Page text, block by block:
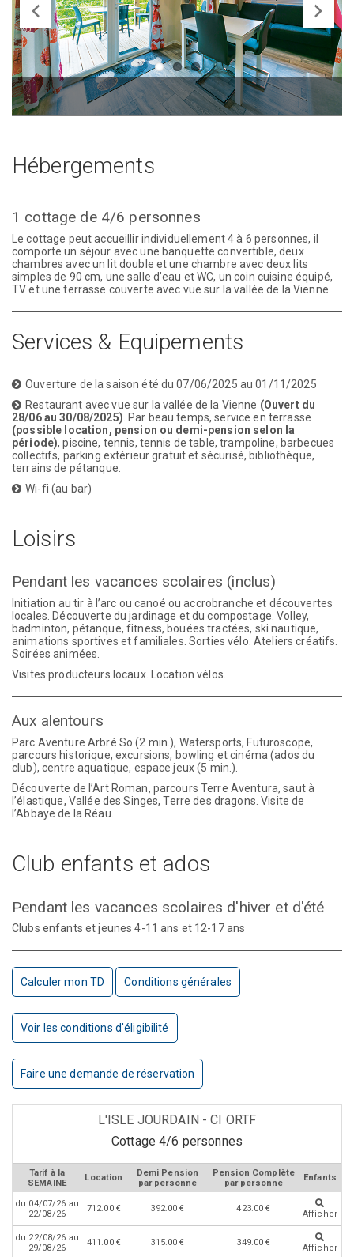
Previ
ous
Next
Hébergements
1 cottage de 4/6 personnes
Le cottage peut accueillir individuellement 4 à 6 personnes, il
comporte un séjour avec une banquette convertible, deux
chambres avec un lit double et une chambre avec deux lits
simples de 90 cm, une salle d’eau et WC, un coin cuisine équipé,
TV et une terrasse couverte avec vue sur la vallée de la Vienne.
Services & Equipements
Ouverture de la saison été du 07/06/2025 au 01/11/2025
Restaurant avec vue sur la vallée de la Vienne (Ouvert du
28/06 au 30/08/2025) . Par beau temps, service en terrasse
(possible location, pension ou demi-pension selon la
période), piscine, tennis, tennis de table, trampoline, barbecues
collectifs, parking extérieur gratuit et sécurisé, bibliothèque,
terrains de pétanque.
Wi-fi (au bar)
Loisirs
Pendant les vacances scolaires (inclus)
Initiation au tir à l’arc ou canoé ou accrobranche et découvertes
locales. Découverte du jardinage et du compostage. Volley,
badminton, pétanque, fitness, bouées tractées, ski nautique,
animations sportives et familiales. Sorties vélo. Ateliers créatifs.
Soirées animées.
Visites producteurs locaux. Location vélos.
Aux alentours
Parc Aventure Arbré So (2 min.), Watersports, Futuroscope,
parcours historique, excursions, bowling et cinéma (ados du
club), centre aquatique, espace jeux (5 min.).
Découverte de l’Art Roman, parcours Terre Aventura, saut à
l’élastique, Vallée des Singes, Terre des dragons. Visite de
l’Abbaye de la Réau.
Club enfants et ados
Pendant les vacances scolaires d'hiver et d'été
Clubs enfants et jeunes 4-11 ans et 12-17 ans
Calculer mon TD Conditions générales
Voir les conditions d'éligibilité
Faire une demande de réservation
L'ISLE JOURDAIN - CI ORTF
Cottage 4/6 personnes
Tarif à la
SEMAINE
Location
Demi Pension
par personne
Pension Complète
par personne
Enfants
du 04/07/26 au
22/08/26
712.00 € 392.00 € 423.00 €
Afficher
du 22/08/26 au
29/08/26
411.00 € 315.00 € 349.00 €
Afficher